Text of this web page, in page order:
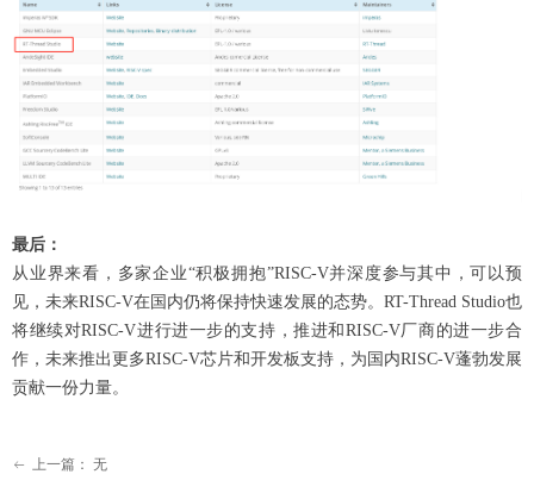
最后：
从业界来看，多家企业“积极拥抱”RISC-V并深度参与其中，可以预
见，未来RISC-V在国内仍将保持快速发展的态势。RT-Thread Studio也
将继续对RISC-V进行进一步的支持，推进和RISC-V厂商的进一步合
作，未来推出更多RISC-V芯片和开发板支持，为国内RISC-V蓬勃发展
贡献一份力量。
ꂃ 上一篇： 无